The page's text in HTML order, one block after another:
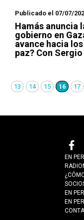
Publicado el 07/07/
Hamás anuncia
gobierno en
avance hacia
paz? Con
13 14 15 16 17
EN
EN
EN